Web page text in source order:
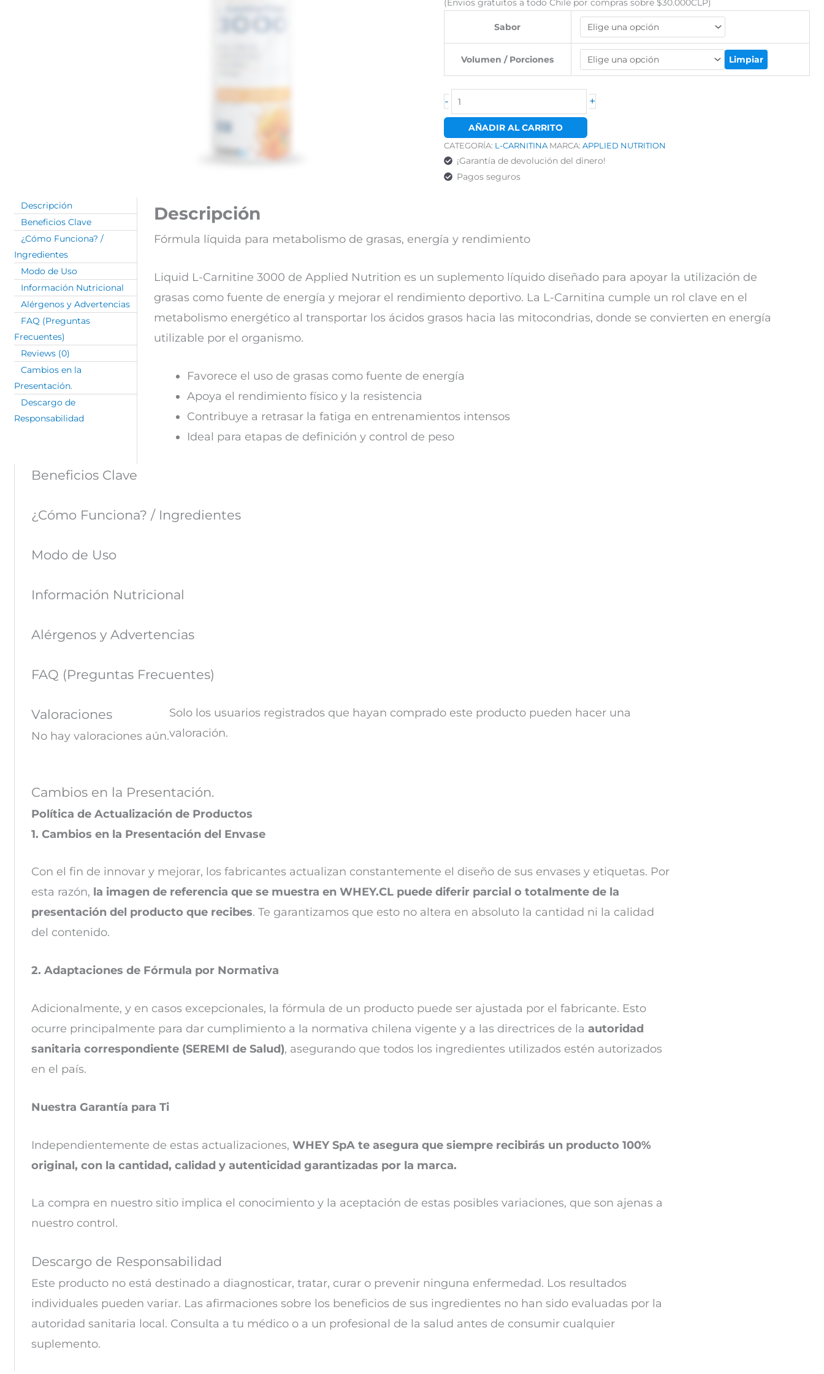
$28.048. es:
$26.365.
(Envios gratuitos a todo Chile por compras sobre $30.000CLP)
Sabor
Volumen / Porciones Limpiar
- +
AÑADIR AL CARRITO
CATEGORÍA: L-CARNITINA MARCA: APPLIED NUTRITION
¡Garantía de devolución del dinero!
Pagos seguros
Descripción
Beneficios Clave
¿Cómo Funciona? /
Ingredientes
Modo de Uso
Información Nutricional
Alérgenos y Advertencias
FAQ (Preguntas
Frecuentes)
Reviews (0)
Cambios en la
Presentación.
Descargo de
Responsabilidad
Descripción
Fórmula líquida para metabolismo de grasas, energía y rendimiento
Liquid L-Carnitine 3000 de Applied Nutrition es un suplemento líquido diseñado para apoyar la utilización de
grasas como fuente de energía y mejorar el rendimiento deportivo. La L-Carnitina cumple un rol clave en el
metabolismo energético al transportar los ácidos grasos hacia las mitocondrias, donde se convierten en energía
utilizable por el organismo.
Favorece el uso de grasas como fuente de energía
Apoya el rendimiento físico y la resistencia
Contribuye a retrasar la fatiga en entrenamientos intensos
Ideal para etapas de definición y control de peso
Beneficios Clave
¿Cómo Funciona? / Ingredientes
Modo de Uso
Información Nutricional
Alérgenos y Advertencias
FAQ (Preguntas Frecuentes)
Valoraciones
No hay valoraciones aún.
Solo los usuarios registrados que hayan comprado este producto pueden hacer una
valoración.
Cambios en la Presentación.
Política de Actualización de Productos
1. Cambios en la Presentación del Envase
Con el fin de innovar y mejorar, los fabricantes actualizan constantemente el diseño de sus envases y etiquetas. Por
esta razón, la imagen de referencia que se muestra en WHEY.CL puede diferir parcial o totalmente de la
presentación del producto que recibes. Te garantizamos que esto no altera en absoluto la cantidad ni la calidad
del contenido.
2. Adaptaciones de Fórmula por Normativa
Adicionalmente, y en casos excepcionales, la fórmula de un producto puede ser ajustada por el fabricante. Esto
ocurre principalmente para dar cumplimiento a la normativa chilena vigente y a las directrices de la autoridad
sanitaria correspondiente (SEREMI de Salud), asegurando que todos los ingredientes utilizados estén autorizados
en el país.
Nuestra Garantía para Ti
Independientemente de estas actualizaciones, WHEY SpA te asegura que siempre recibirás un producto 100%
original, con la cantidad, calidad y autenticidad garantizadas por la marca.
La compra en nuestro sitio implica el conocimiento y la aceptación de estas posibles variaciones, que son ajenas a
nuestro control.
Descargo de Responsabilidad
Este producto no está destinado a diagnosticar, tratar, curar o prevenir ninguna enfermedad. Los resultados
individuales pueden variar. Las afirmaciones sobre los beneficios de sus ingredientes no han sido evaluadas por la
autoridad sanitaria local. Consulta a tu médico o a un profesional de la salud antes de consumir cualquier
suplemento.